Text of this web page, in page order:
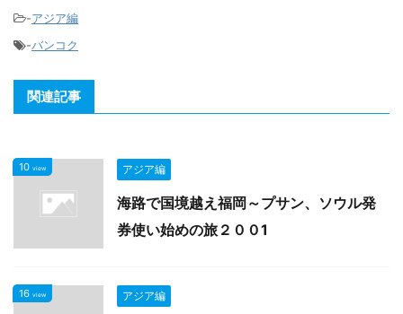
-アジア編
-バンコク
関連記事
10 view アジア編
海路で国境越え福岡～プサン、ソウル発
券使い始めの旅２００1
16 view アジア編